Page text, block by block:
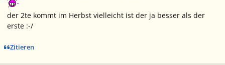
der 2te kommt im Herbst vielleicht ist der ja besser als der
erste :-/
Zitieren